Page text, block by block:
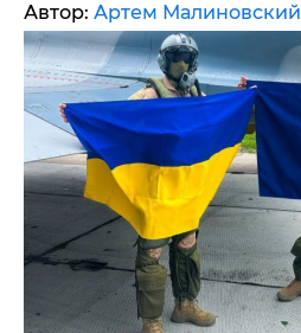
Автор: Артем Малиновский